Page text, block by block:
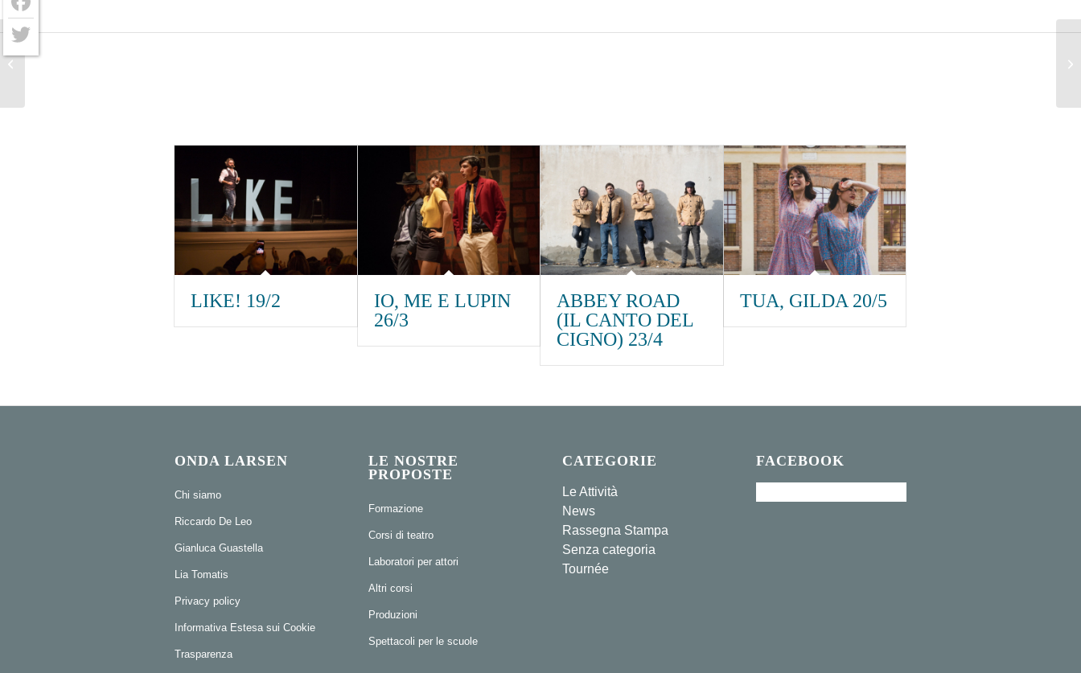
LIKE! 19/2
IO, ME E LUPIN
26/3
ABBEY ROAD
(IL CANTO DEL
CIGNO) 23/4
TUA, GILDA 20/5
ONDA LARSEN
Chi siamo
Riccardo De Leo
Gianluca Guastella
Lia Tomatis
Privacy policy
Informativa Estesa sui Cookie
Trasparenza
LE NOSTRE
PROPOSTE
Formazione
Corsi di teatro
Laboratori per attori
Altri corsi
Produzioni
Spettacoli per le scuole
CATEGORIE
Le Attività
News
Rassegna Stampa
Senza categoria
Tournée
FACEBOOK
Facebook
Twitter